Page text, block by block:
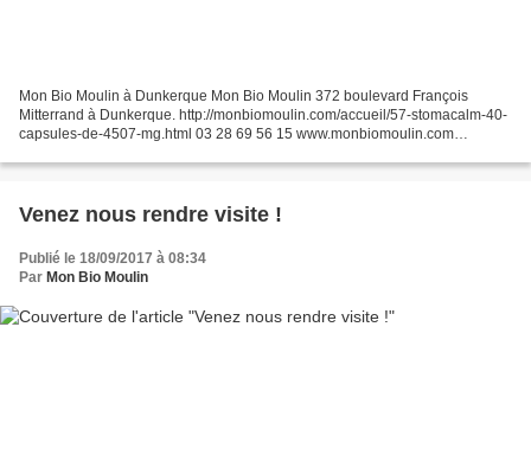
Mon Bio Moulin à Dunkerque Mon Bio Moulin 372 boulevard François
Mitterrand à Dunkerque. http://monbiomoulin.com/accueil/57-stomacalm-40-
capsules-de-4507-mg.html 03 28 69 56 15 www.monbiomoulin.com
Venez nous rendre visite !
Publié le 18/09/2017 à 08:34
Par Mon Bio Moulin